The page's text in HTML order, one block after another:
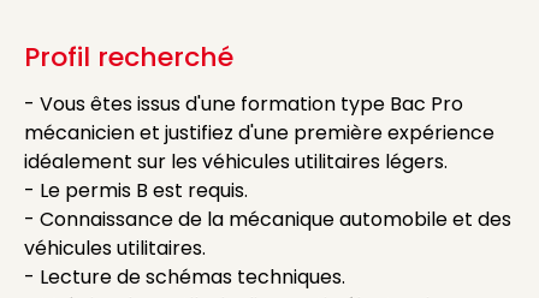
Profil recherché
- Vous êtes issus d'une formation type Bac Pro
mécanicien et justifiez d'une première expérience
idéalement sur les véhicules utilitaires légers.
- Le permis B est requis.
- Connaissance de la mécanique automobile et des
véhicules utilitaires.
- Lecture de schémas techniques.